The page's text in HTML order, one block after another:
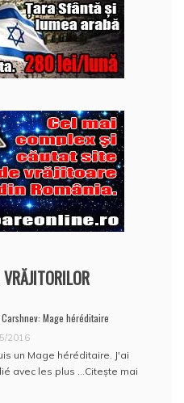
Mage héréditaire
2016
un Mage héréditaire. J'ai
avec les plus …Citește mai